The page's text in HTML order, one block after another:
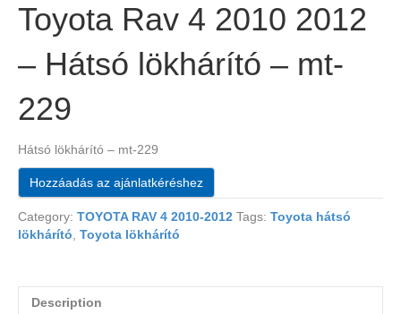
Toyota Rav 4 2010 2012
– Hátsó lökhárító – mt-
229
Hátsó lökhárító – mt-229
Hozzáadás az ajánlatkéréshez
Category: TOYOTA RAV 4 2010-2012 Tags: Toyota hátsó
lökhárító, Toyota lökhárító
Description